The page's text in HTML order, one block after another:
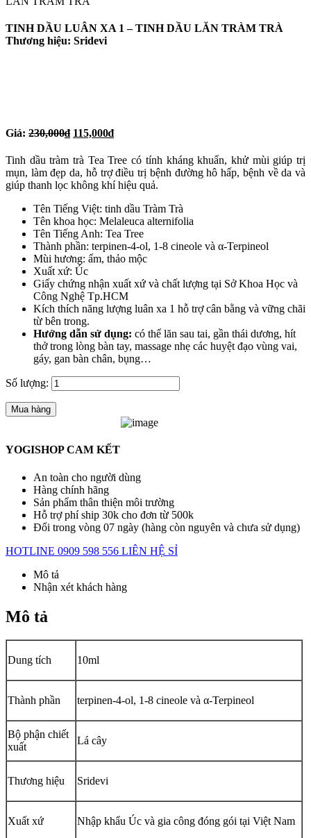
TINH DẦU LUÂN XA 1 – TINH DẦU LĂN TRÀM TRÀ
Thương hiệu: Sridevi
Giá: 230,000₫ 115,000₫
Tinh dầu tràm trà Tea Tree có tính kháng khuẩn, khử mùi giúp trị
mụn, làm đẹp da, hỗ trợ điều trị bệnh đường hô hấp, bệnh về da và
giúp thanh lọc không khí hiệu quả.
Tên Tiếng Việt: tinh dầu Tràm Trà
Tên khoa học: Melaleuca alternifolia
Tên Tiếng Anh: Tea Tree
Thành phần: terpinen-4-ol, 1-8 cineole và α-Terpineol
Mùi hương: ấm, thảo mộc
Xuất xứ: Úc
Giấy chứng nhận xuất xứ và chất lượng tại Sở Khoa Học và
Công Nghệ Tp.HCM
Kích thích năng lượng luân xa 1 hỗ trợ cân bằng và vững chãi
từ bên trong.
Hướng dẫn sử dụng: có thể lăn sau tai, gần thái dương, hít
thở trong lòng bàn tay, massage nhẹ các huyệt đạo vùng vai,
gáy, gan bàn chân, bụng…
Số lượng:
Mua hàng
YOGISHOP CAM KẾT
An toàn cho người dùng
Hàng chính hãng
Sản phẩm thân thiện môi trường
Hỗ trợ phí ship 30k cho đơn từ 500k
Đổi trong vòng 07 ngày (hàng còn nguyên và chưa sử dụng)
HOTLINE 0909 598 556 LIÊN HỆ SỈ
Mô tả
Nhận xét khách hàng
Mô tả
Dung tích 10ml
Thành phần terpinen-4-ol, 1-8 cineole và α-Terpineol
Bộ phận chiết
xuất
Lá cây
Thương hiệu Sridevi
Xuất xứ Nhập khẩu Úc và gia công đóng gói tại Việt Nam